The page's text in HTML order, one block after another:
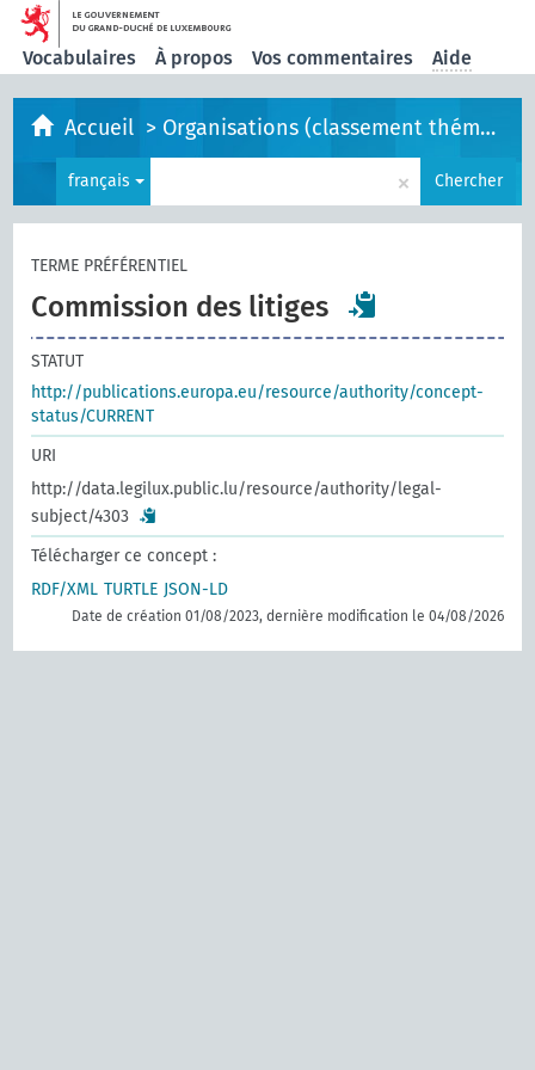
Vocabulaires À propos Vos commentaires Aide
Accueil > Organisations (classement thématique)
français × Chercher
TERME PRÉFÉRENTIEL
Commission des litiges
STATUT
http://publications.europa.eu/resource/authority/concept-
status/CURRENT
URI
http://data.legilux.public.lu/resource/authority/legal-
subject/4303
Télécharger ce concept :
RDF/XML TURTLE JSON-LD
Date de création 01/08/2023, dernière modification le 04/08/2026